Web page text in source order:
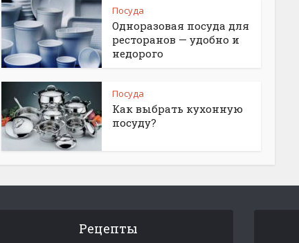
Посуда
Одноразовая посуда для
ресторанов — удобно и
недорого
Посуда
Как выбрать кухонную
посуду?
Рецепты